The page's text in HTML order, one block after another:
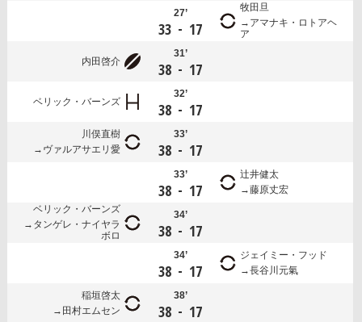
27’
33 - 17
牧田旦
アマナキ・ロトアヘ
ア
内田啓介
31’
38 - 17
ベリック・バーンズ
32’
38 - 17
川俣直樹
ヴァルアサエリ愛
33’
38 - 17
33’
38 - 17
辻井健太
藤原丈宏
ベリック・バーンズ
タンゲレ・ナイヤラ
ボロ
34’
38 - 17
34’
38 - 17
ジェイミー・フッド
長谷川元氣
稲垣啓太
田村エムセン
38’
38 - 17